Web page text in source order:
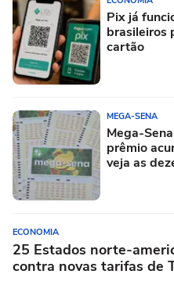
Pix já
brasileiros
cartão
MEGA-SENA
Mega-
prêmio
veja as
ECONOMIA
25 Estados norte-
contra novas tarifas de